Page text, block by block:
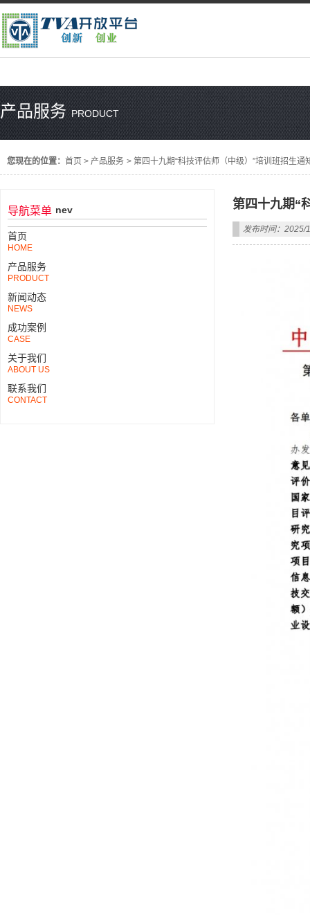
产品服务PRODUCT
您现在的位置： 首页 > 产品服务 > 第四十九期“科技评估师（中级）”培训班招生通
导航菜单 nev
首页
HOME
产品服务
PRODUCT
新闻动态
NEWS
成功案例
CASE
关于我们
ABOUT US
联系我们
CONTACT
第四十九期“
发布时间：2025/